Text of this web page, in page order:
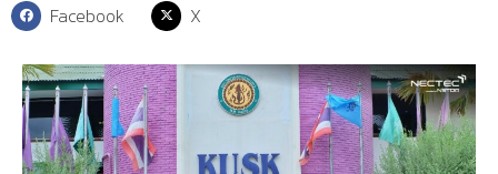
Facebook X